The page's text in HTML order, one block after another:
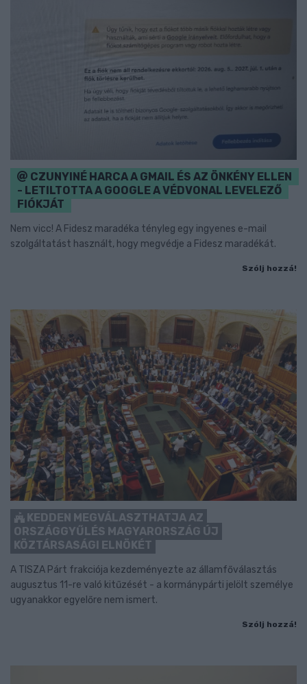
CZUNYINÉ HARCA A GMAIL ÉS AZ ÖNKÉNY ELLEN
- LETILTOTTA A GOOGLE A VÉDVONAL LEVELEZŐ
FIÓKJÁT
Nem vicc! A Fidesz maradéka tényleg egy ingyenes e-mail
szolgáltatást használt, hogy megvédje a Fidesz maradékát.
Szólj hozzá!
KEDDEN MEGVÁLASZTHATJA AZ
ORSZÁGGYŰLÉS MAGYARORSZÁG ÚJ
KÖZTÁRSASÁGI ELNÖKÉT
A TISZA Párt frakciója kezdeményezte az államfőválasztás
augusztus 11-re való kitűzését - a kormánypárti jelölt személye
ugyanakkor egyelőre nem ismert.
Szólj hozzá!